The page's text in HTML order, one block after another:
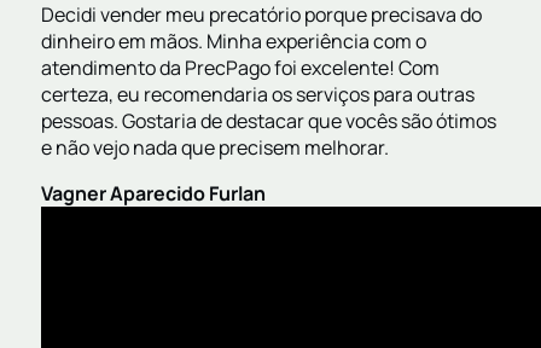
Decidi vender meu precatório porque precisava do
dinheiro em mãos. Minha experiência com o
atendimento da PrecPago foi excelente! Com
certeza, eu recomendaria os serviços para outras
pessoas. Gostaria de destacar que vocês são ótimos
e não vejo nada que precisem melhorar.
Vagner Aparecido Furlan